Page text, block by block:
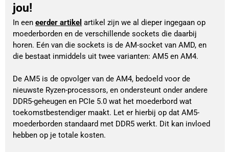
jou!
In een eerder artikel artikel zijn we al dieper ingegaan op
moederborden en de verschillende sockets die daarbij
horen. Eén van die sockets is de AM-socket van AMD, en
die bestaat inmiddels uit twee varianten: AM5 en AM4.
De AM5 is de opvolger van de AM4, bedoeld voor de
nieuwste Ryzen-processors, en ondersteunt onder andere
DDR5-geheugen en PCIe 5.0 wat het moederbord wat
toekomstbestendiger maakt. Let er hierbij op dat AM5-
moederborden standaard met DDR5 werkt. Dit kan invloed
hebben op je totale kosten.